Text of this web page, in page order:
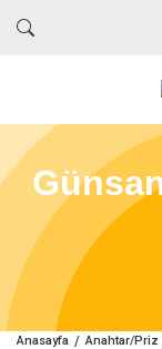
Anasayfa Anahtar/Priz